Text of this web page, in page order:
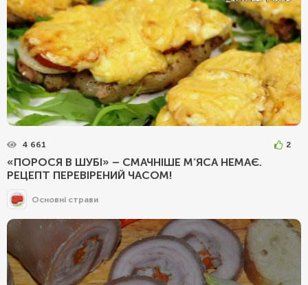
4 661 2
«ПОРОСЯ В ШУБІ» – СМАЧНІШЕ М’ЯСА НЕМАЄ.
РЕЦЕПТ ПЕРЕВІРЕНИЙ ЧАСОМ!
Основні страви